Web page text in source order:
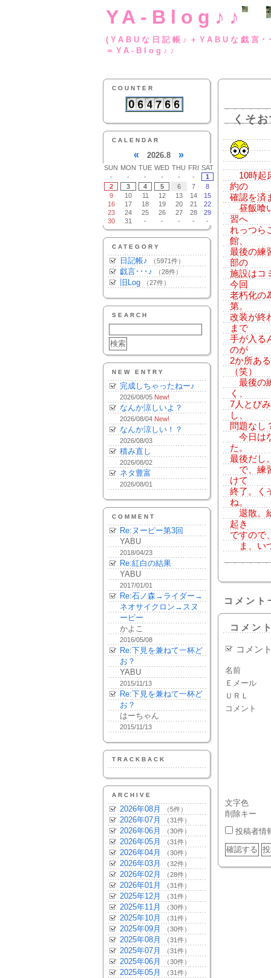
YA-Blog♪♪
(YABUな日記帳♪
＝YA-Blog♪♪
COUNTER
CALENDAR
« 2026.8 »
SUN MON TUE WED THU FRI SAT
-
- - - - -
1
2
3 4 5 6 7
8
9
10 11 12 13 14
15
16
17 18 19 20 21
22
23
24 25 26 27 28
29
30
31 - - - - -
CATEGORY
日記帳♪ （5971件）
戯言･･･♪ （28件）
旧Log （27件）
SEARCH
NEW ENTRY
完成しちゃったねー♪
2026/08/05 New!
なんか涼しいよ？
2026/08/04 New!
なんか涼しい！？
2026/08/03
積み直し
2026/08/02
ネタ豊富
2026/08/01
COMMENT
Re:ヌーピー第3回
YABU
2018/04/23
Re:紅白の結果
YABU
2017/01/01
Re:石ノ森→ライダー→
ネオサイクロン→スヌ
ーピー
かよこ
2016/05/08
Re:下見を兼ねて一杯ど
お？
YABU
2015/11/13
Re:下見を兼ねて一杯ど
お？
はーちゃん
2015/11/13
TRACKBACK
ARCHIVE
2026年08月 （5件）
2026年07月 （31件）
2026年06月 （30件）
2026年05月 （31件）
2026年04月 （30件）
2026年03月 （32件）
2026年02月 （28件）
2026年01月 （31件）
2025年12月 （31件）
2025年11月 （30件）
2025年10月 （31件）
2025年09月 （30件）
2025年08月 （31件）
2025年07月 （31件）
2025年06月 （30件）
2025年05月 （31件）
くそ
10時起
約の
確認を済
昼飯喰
習へ
れっつら
館、
最後の練
部の
施設はコ
今回
老朽化の
第。
改装が終
まで
手が入る
のが
2か所あ
（笑）
最後の
く、
7人とび
し、
問題なし
今日は
た。
最後だし
で、練
けて
終了。く
ね。
退散。
起き
ですので
ま、い
コメント
コメン
コメン
名前
Ｅメール
ＵＲＬ
コメント
文字色
削除キー
投稿者情